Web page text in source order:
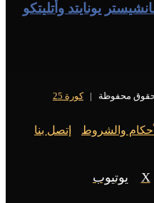
يونايتد وأتليتكو
كورة 25
إتصل بنا